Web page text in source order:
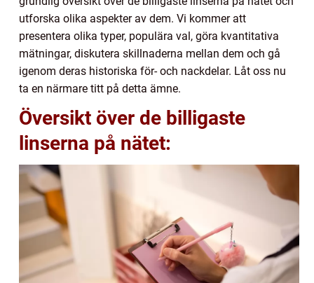
utforska olika aspekter av dem. Vi kommer att
presentera olika typer, populära val, göra kvantitativa
mätningar, diskutera skillnaderna mellan dem och gå
igenom deras historiska för- och nackdelar. Låt oss nu
ta en närmare titt på detta ämne.
Översikt över de billigaste
linserna på nätet: